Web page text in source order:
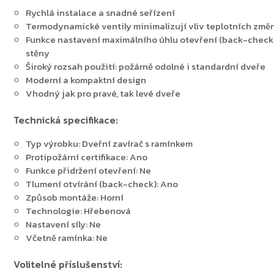
Rychlá instalace a snadné seřízení
Termodynamické ventily minimalizují vliv teplotních
Funkce nastavení maximálního úhlu otevření (back-
stěny
Široký rozsah použití: požárně odolné i standardní dveře
Moderní a kompaktní design
Vhodný jak pro pravé, tak levé dveře
Technická specifikace:
Typ výrobku: Dveřní zavírač s ramínkem
Protipožární certifikace: Ano
Funkce přidržení otevření: Ne
Tlumení otvírání (back-check): Ano
Způsob montáže: Horní
Technologie: Hřebenová
Nastavení síly: Ne
Včetně ramínka: Ne
Volitelné příslušenství:
Zpět do obchodu